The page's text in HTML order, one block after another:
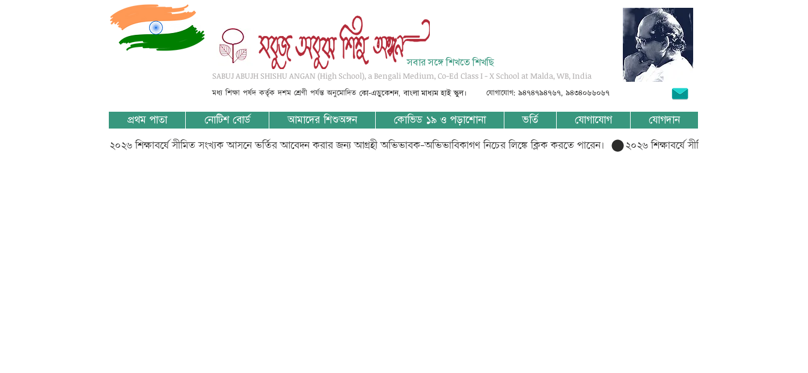
সবার সঙ্গে শিখতে শিখছি
SABUJ ABUJH SHISHU ANGAN (High School), a Bengali Medium, Co-Ed Class I - X School at Malda, WB, India
মধ্য শিক্ষা পর্ষদ কর্তৃক দশম শ্রেণী পর্যন্ত অনুমোদিত কো-এডুকেশন, বাংলা মাধ্যম হাই স্কুল। যোগাযোগ: ৯৪৭৪৭৯৪৭৬৭, ৯৪৩৪০৬৬০৬৭
প্রথম পাতা নোটিশ বোর্ড আমাদের শিশুঅঙ্গন কোভিড ১৯ ও পড়াশোনা ভর্তি যোগাযোগ যোগদান
২০২৬ শিক্ষাবর্ষে সীমিত সংখ্যক আসনে ভর্তির আবেদন করার জন্য আগ্রহী অভিভাবক-অভিভাবিকাগণ নিচের লিঙ্কে ক্লিক করতে পারেন।